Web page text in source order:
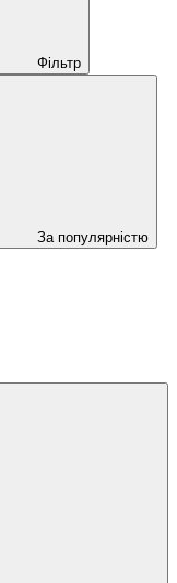
Фільтр
За популярністю